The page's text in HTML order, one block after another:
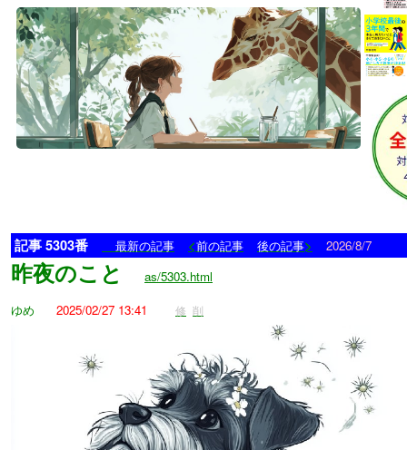
記事 5303番 最新の記事 <前の記事 後の記事> 2026/8/7
昨夜のこと
as/5303.html
ゆめ
2025/02/27 13:41 修 削